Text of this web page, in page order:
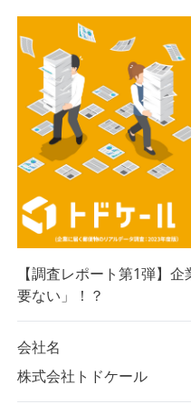
【調査レポート第1弾】
要ない」！？
会社名
株式会社トドケール